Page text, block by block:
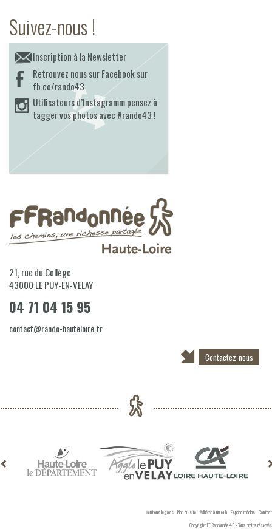
Suivez-nous !
Inscription à la Newsletter
Retrouvez nous sur Facebook sur
fb.co/rando43
Utilisateurs d’Instagramm pensez à
tagger vos photos avec #rando43 !
21, rue du Collège
43000 LE PUY-EN-VELAY
04 71 04 15 95
contact@rando-hauteloire.fr
Contactez-nous
Mentions légales-Plan du site-Adhérer à un club-Espace médias-Contact
Copyright FF Randonnée 43 - Tous droits réservés